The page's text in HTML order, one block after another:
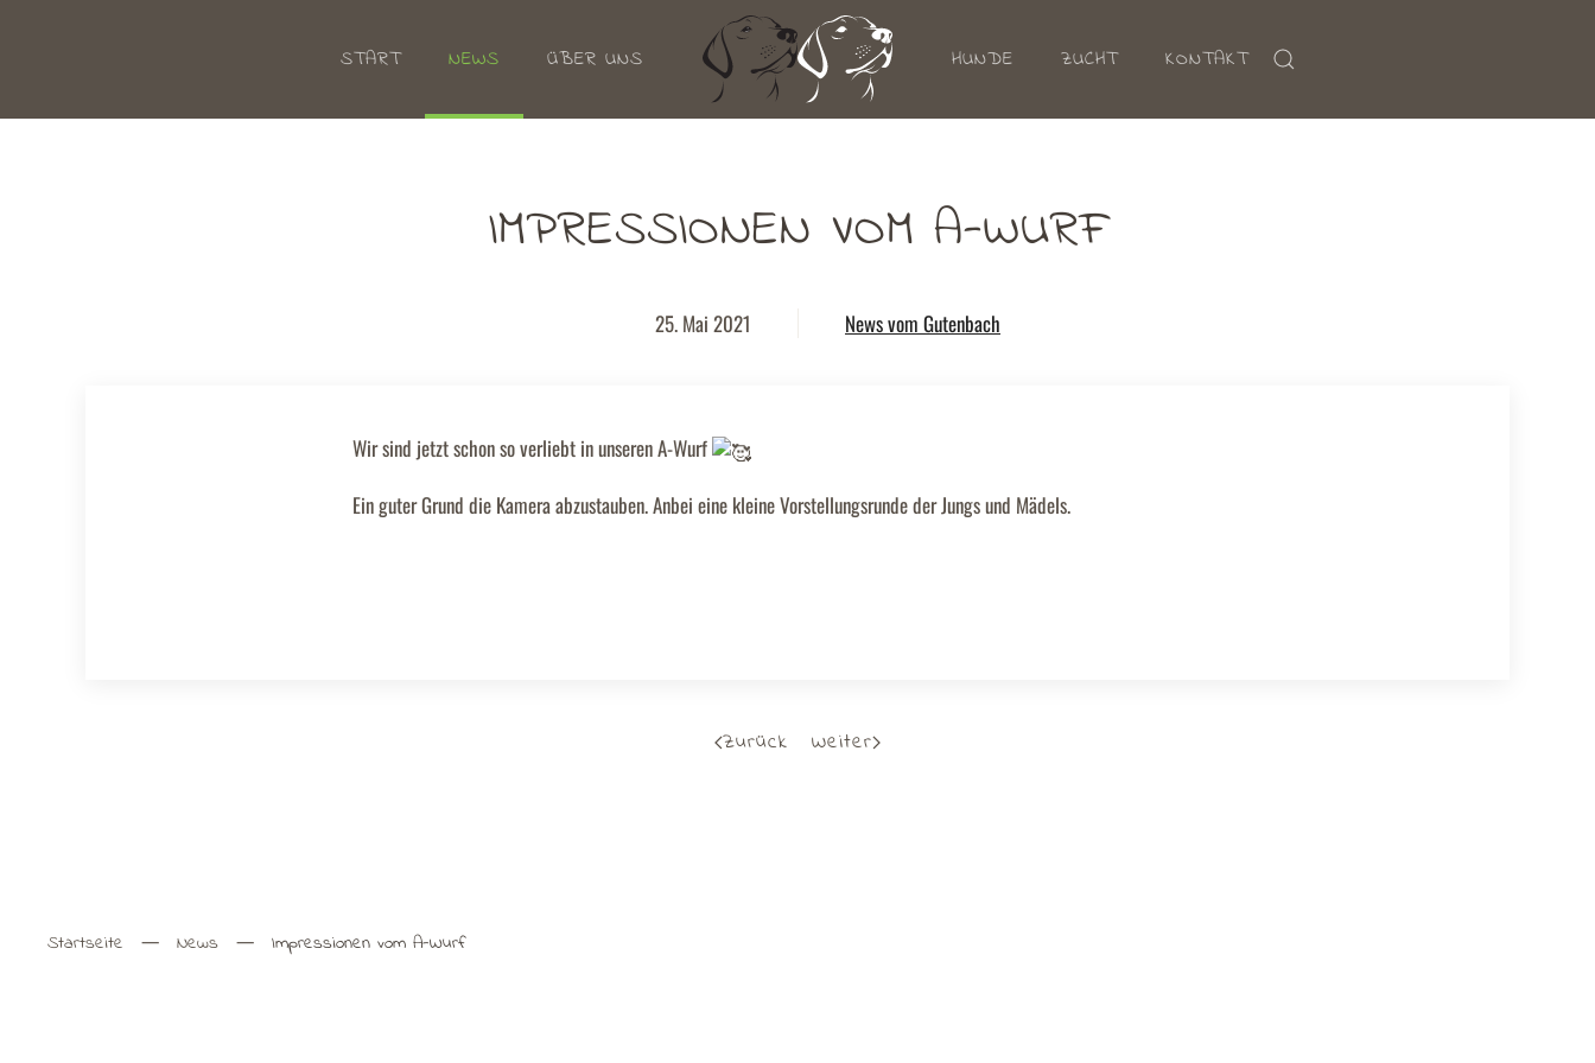
START NEWS ÜBER UNS HUNDE ZUCHT KONTAKT
IMPRESSIONEN VOM A-WURF
25. Mai 2021 News vom Gutenbach
Wir sind jetzt schon so verliebt in unseren A-Wurf
Ein guter Grund die Kamera abzustauben. Anbei eine kleine Vorstellungsrunde der Jungs und Mädels.
Zurück Weiter
Startseite News Impressionen vom A-Wurf